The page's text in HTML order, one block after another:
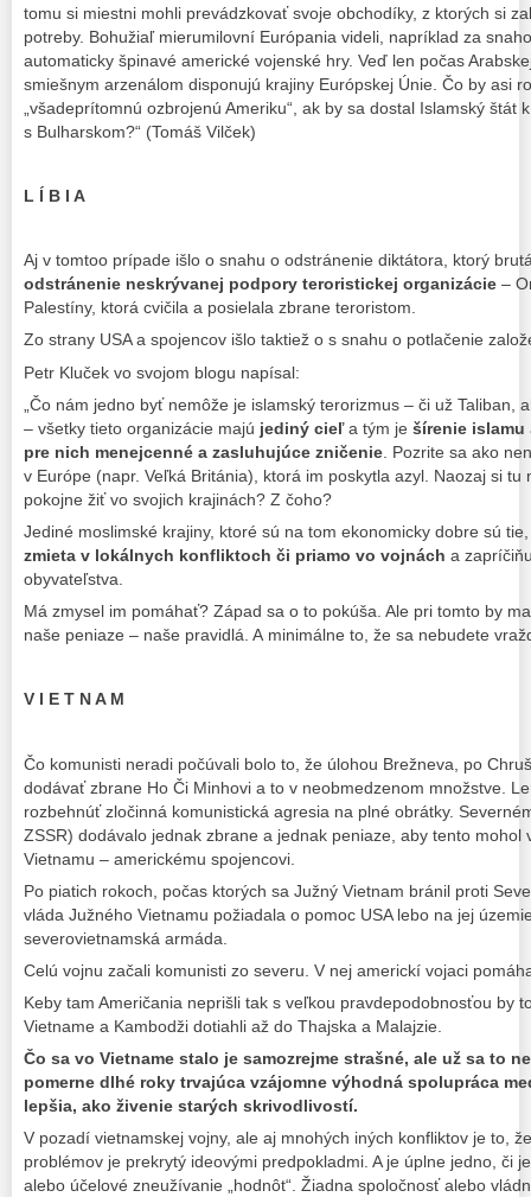
tomu si miestni mohli prevádzkovať svoje obchodíky, z ktorých si
potreby. Bohužiaľ mierumilovní Európania videli, napríklad za
automaticky špinavé americké vojenské hry. Veď len počas
smiešnym arzenálom disponujú krajiny Európskej Únie. Čo by asi
„všadeprítomnú ozbrojenú Ameriku“, ak by sa dostal Islamský štát
s Bulharskom?“ (Tomáš Vilček)
L Í B I A
Aj v tomtoo prípade išlo o snahu o odstránenie diktátora, ktorý
odstránenie neskrývanej podpory teroristickej organizácie –
Palestíny, ktorá cvičila a posielala zbrane teroristom.
Zo strany USA a spojencov išlo taktiež o s snahu o potlačenie
Petr Kluček vo svojom blogu napísal:
„Čo nám jedno byť nemôže je islamský terorizmus – či už Taliban,
– všetky tieto organizácie majú jediný cieľa tým je šírenie islamu
pre nich menejcenné a zasluhujúce zničenie . Pozrite sa ako
v Európe (napr. Veľká Británia), ktorá im poskytla azyl. Naozaj si tu
pokojne žiť vo svojich krajinách? Z čoho?
Jediné moslimské krajiny, ktoré sú na tom ekonomicky dobre sú
zmieta v lokálnych konfliktoch či priamo vo vojnách a
obyvateľstva.
Má zmysel im pomáhať? Západ sa o to pokúša. Ale pri tomto by
naše peniaze – naše pravidlá. A minimálne to, že sa nebudete
V I E T N A M
Čo komunisti neradi počúvali bolo to, že úlohou Brežneva, po
dodávať zbrane Ho Či Minhovi a to v neobmedzenom množstve.
rozbehnúť zločinná komunistická agresia na plné obrátky.
ZSSR) dodávalo jednak zbrane a jednak peniaze, aby tento mohol
Vietnamu – americkému spojencovi.
Po piatich rokoch, počas ktorých sa Južný Vietnam bránil proti
vláda Južného Vietnamu požiadala o pomoc USA lebo na jej
severovietnamská armáda.
Celú vojnu začali komunisti zo severu. V nej americkí vojaci
Keby tam Američania neprišli tak s veľkou pravdepodobnosťou by
Vietname a Kambodži dotiahli až do Thajska a Malajzie.
Čo sa vo Vietname stalo je samozrejme strašné, ale už sa to
pomerne dlhé roky trvajúca vzájomne výhodná spolupráca
lepšia, ako živenie starých skrivodlivostí.
V pozadí vietnamskej vojny, ale aj mnohých iných konfliktov je to,
problémov je prekrytý ideovými predpokladmi. A je úplne jedno, či
alebo účelové zneužívanie „hodnôt“. Žiadna spoločnosť alebo